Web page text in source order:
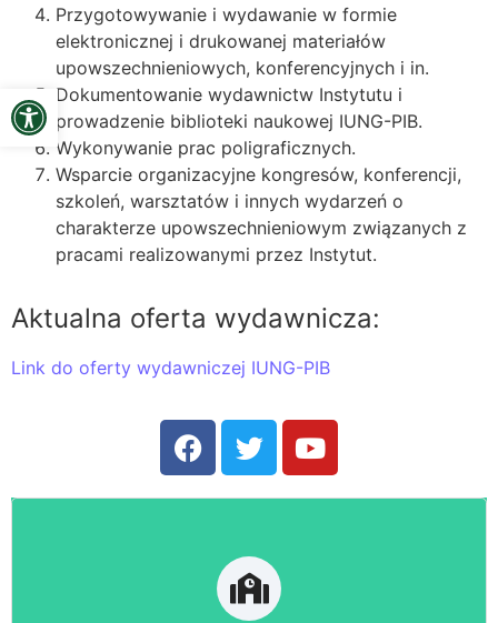
Open toolbar
Przygotowywanie i wydawanie w formie
elektronicznej i drukowanej materiałów
upowszechnieniowych, konferencyjnych i in.
Dokumentowanie wydawnictw Instytutu i
prowadzenie biblioteki naukowej IUNG-PIB.
Wykonywanie prac poligraficznych.
Wsparcie organizacyjne kongresów, konferencji,
szkoleń, warsztatów i innych wydarzeń o
charakterze upowszechnieniowym związanych z
pracami realizowanymi przez Instytut.
Aktualna oferta wydawnicza:
Link do oferty wydawniczej IUNG-PIB
Strona szkół rolniczych